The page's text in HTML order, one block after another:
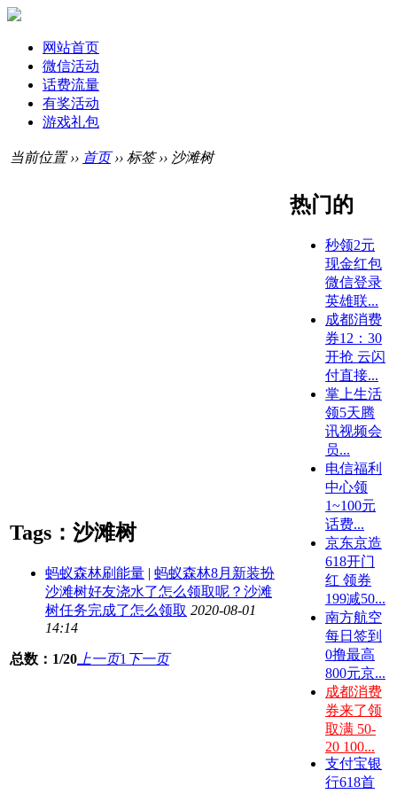
网站首页
微信活动
话费流量
有奖活动
游戏礼包
当前位置 ›› 首页›› 标签 ›› 沙滩树
Tags：沙滩树
蚂蚁森林刷能量 | 蚂蚁森林8月新装扮
沙滩树好友浇水了怎么领取呢？沙滩
树任务完成了怎么领取 2020-08-01
14:14
总数：1/20 上一页1 下一页
热门的
秒领2元
现金红包
微信登录
英雄联...
成都消费
券12：30
开抢 云闪
付直接...
掌上生活
领5天腾
讯视频会
员...
电信福利
中心领
1~100元
话费...
京东京造
618开门
红 领券
199减50...
南方航空
每日签到
0撸最高
800元京...
成都消费
券来了领
取满 50-
20 100...
支付宝银
行618首